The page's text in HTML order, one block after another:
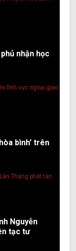
nhận học
bình’ trên
Nguyễn
tạc tư